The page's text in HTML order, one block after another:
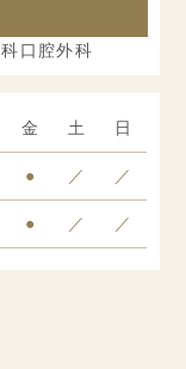
口腔外科
金 土 日
● ／ ／
● ／ ／